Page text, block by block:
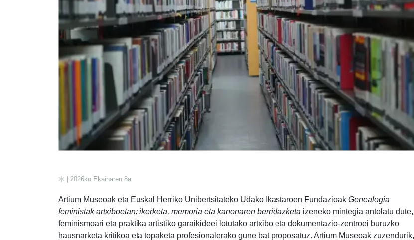
| 2026ko Ekainaren 8a
Artium Museoak eta Euskal Herriko Unibertsitateko Udako Ikastaroen Fundazioak Genealogia
feministak artxiboetan: ikerketa, memoria eta kanonaren berridazketa izeneko mintegia antolatu dute,
feminismoari eta praktika artistiko garaikideei lotutako artxibo eta dokumentazio-zentroei buruzko
hausnarketa kritikoa eta topaketa profesionalerako gune bat proposatuz. Artium Museoak zuzendurik,